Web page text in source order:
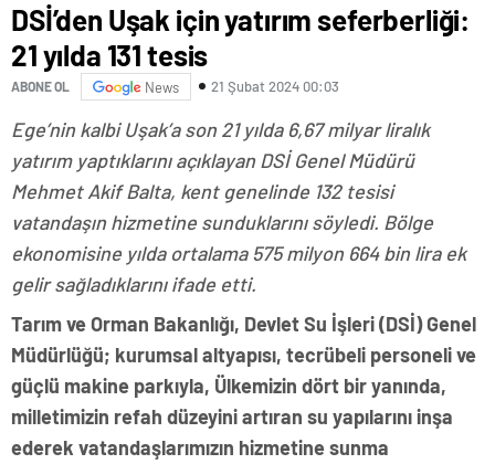
DSİ’den Uşak için yatırım seferberliği:
21 yılda 131 tesis
ABONE OL News 21 Şubat 2024 00:03
Ege’nin kalbi Uşak’a son 21 yılda 6,67milyar liralık
yatırım yaptıklarını açıklayan DSİ Genel Müdürü
Mehmet Akif Balta, kent genelinde 132tesisi
vatandaşın hizmetine sunduklarını söyledi. Bölge
ekonomisine yılda ortalama575 milyon 664 bin lira ek
gelir sağladıklarını ifade etti.
Tarım ve Orman Bakanlığı, Devlet Su İşleri (DSİ) Genel
Müdürlüğü; kurumsal altyapısı, tecrübeli personeli ve
güçlü makine parkıyla, Ülkemizin dört bir yanında,
milletimizin refah düzeyini artıran su yapılarını inşa
ederek vatandaşlarımızın hizmetine sunma